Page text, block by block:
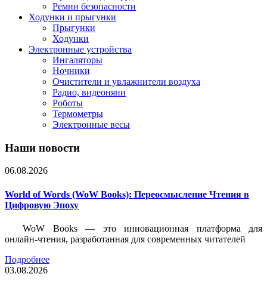
Ремни безопасности
Ходунки и прыгунки
Прыгунки
Ходунки
Электронные устройства
Ингаляторы
Ночники
Очистители и увлажнители воздуха
Радио, видеоняни
Роботы
Термометры
Электронные весы
Наши новости
06.08.2026
World of Words (WoW Books): Переосмысление Чтения в
Цифровую Эпоху
WoW Books — это инновационная платформа для
онлайн-чтения, разработанная для современных читателей
Подробнее
03.08.2026